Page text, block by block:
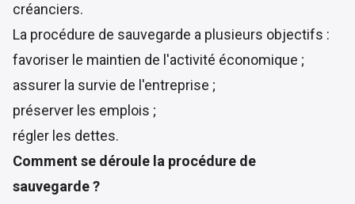
créanciers.
La procédure de sauvegarde a plusieurs objectifs :
favoriser le maintien de l'activité économique ;
assurer la survie de l'entreprise ;
préserver les emplois ;
régler les dettes.
Comment se déroule la procédure de
sauvegarde ?